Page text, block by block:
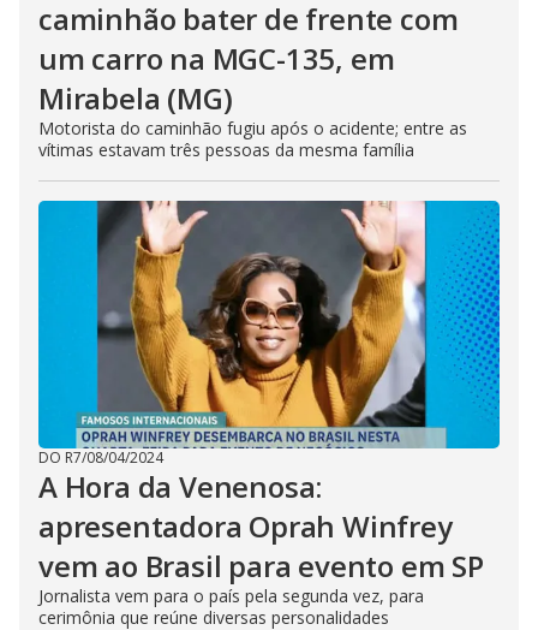
caminhão bater de frente com
um carro na MGC-135, em
Mirabela (MG)
Motorista do caminhão fugiu após o acidente; entre as
vítimas estavam três pessoas da mesma família
DO R7/08/04/2024
A Hora da Venenosa:
apresentadora Oprah Winfrey
vem ao Brasil para evento em SP
Jornalista vem para o país pela segunda vez, para
cerimônia que reúne diversas personalidades